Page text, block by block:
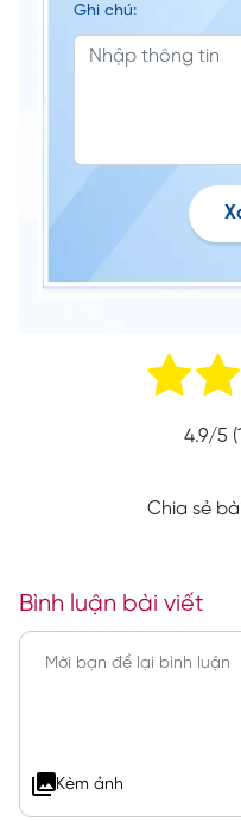
Ghi chú:
4.9/5 (
Chia sẻ
Bình luận bài viết
Kèm ảnh